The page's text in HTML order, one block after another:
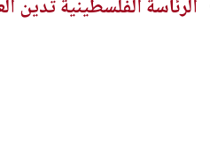
الرئاسة الفلسطينية تدين